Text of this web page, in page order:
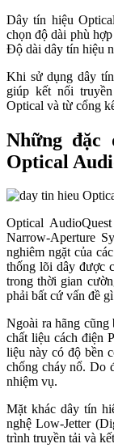
Dây tín hiệu
chọn độ dài phù
Độ dài dây tín hiệu
Khi sử dụng dây
giúp kết nối
Optical và từ cổng
Những đặc
Optical
Optical
Narrow-Aperture
nghiêm ngặt của
thống lõi dây được
trong thời gian
phải bất cứ vấn đề
Ngoài ra hãng cũng
chất liệu cách điện
liệu này có độ bền
chống cháy nổ. Do
nhiệm vụ.
Mặt khác dây tín
nghệ Low-Jetter
trình truyền tải và